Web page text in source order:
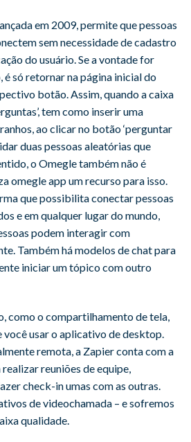
em 2009, permite que pessoas
sem necessidade de cadastro
do usuário. Se a vontade for
é só retornar na página inicial do
botão. Assim, quando a caixa
tem como inserir uma
ao clicar no botão ‘perguntar
duas pessoas aleatórias que
o Omegle também não é
omegle app um recurso para isso.
que possibilita conectar pessoas
e em qualquer lugar do mundo,
podem interagir com
Também há modelos de chat para
iniciar um tópico com outro
como o compartilhamento de tela,
você usar o aplicativo de desktop.
remota, a Zapier conta com a
reuniões de equipe,
check-in umas com as outras.
de videochamada – e sofremos
qualidade.